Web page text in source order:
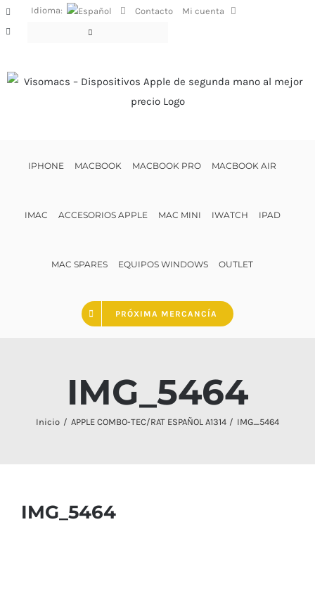
Saltar
al
FacebookIdioma: Contacto Mi cuenta
IPHONE MACBOOK MACBOOK PRO MACBOOK AIR
IMAC ACCESORIOS APPLE MAC MINI IWATCH IPAD
MAC SPARES EQUIPOS WINDOWS OUTLET
PRÓXIMA MERCANCÍA
IMG_5464
Inicio APPLE COMBO-TEC/RAT ESPAÑOL A1314 IMG_5464
IMG_5464